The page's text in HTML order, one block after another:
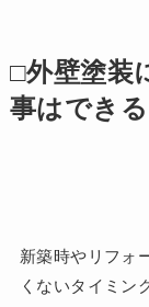
□外壁塗装
事はできる
新築時やリフォ
くないタイミン